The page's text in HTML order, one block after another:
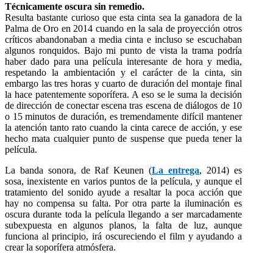
Técnicamente oscura sin remedio.
Resulta bastante curioso que esta cinta sea la ganadora de la
Palma de Oro en 2014 cuando en la sala de proyección otros
críticos abandonaban a media cinta e incluso se escuchaban
algunos ronquidos. Bajo mi punto de vista la trama podría
haber dado para una película interesante de hora y media,
respetando la ambientación y el carácter de la cinta, sin
embargo las tres horas y cuarto de duración del montaje final
la hace patentemente soporífera. A eso se le suma la decisión
de dirección de conectar escena tras escena de diálogos de 10
o 15 minutos de duración, es tremendamente difícil mantener
la atención tanto rato cuando la cinta carece de acción, y ese
hecho mata cualquier punto de suspense que pueda tener la
película.
La banda sonora, de Raf Keunen (La entrega, 2014) es
sosa, inexistente en varios puntos de la película, y aunque el
tratamiento del sonido ayude a resaltar la poca acción que
hay no compensa su falta. Por otra parte la iluminación es
oscura durante toda la película llegando a ser marcadamente
subexpuesta en algunos planos, la falta de luz, aunque
funciona al principio, irá oscureciendo el film y ayudando a
crear la soporífera atmósfera.